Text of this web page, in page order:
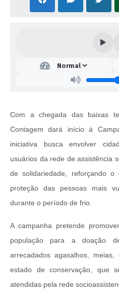
Com a chegada das baixas
Contagem dará início à
iniciativa busca envolver
usuários da rede de assistência
de solidariedade, reforçando o
proteção das pessoas mais
durante o período de frio.
A campanha pretende
população para a doação
arrecadados agasalhos,
estado de conservação, que
atendidas pela rede